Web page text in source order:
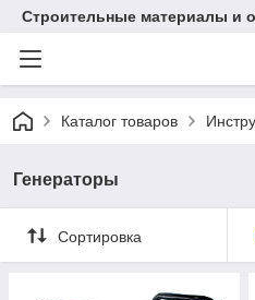
Строительные материалы и
Каталог товаров
Генераторы
Сортировка